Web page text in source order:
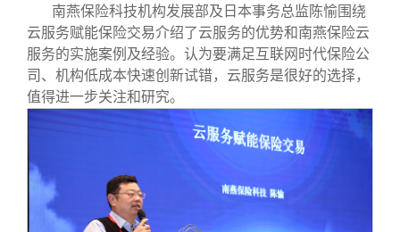
南燕保险科技机构发展部及日本事务总监陈愉围绕
云服务赋能保险交易介绍了云服务的优势和南燕保险云
服务的实施案例及经验。认为要满足互联网时代保险公
司、机构低成本快速创新试错，云服务是很好的选择，
值得进一步关注和研究。